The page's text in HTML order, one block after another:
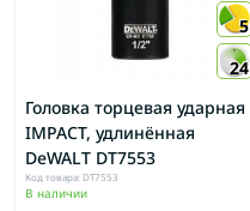
5
24
Головка торцевая ударная
IMPACT, удлинённая
DeWALT DT7553
Код товара: DT7553
В наличии